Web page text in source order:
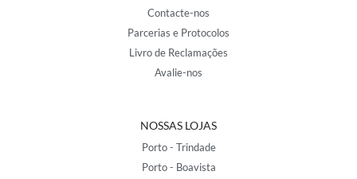
Contacte-nos
Parcerias e Protocolos
Livro de Reclamações
Avalie-nos
NOSSAS LOJAS
Porto - Trindade
Porto - Boavista